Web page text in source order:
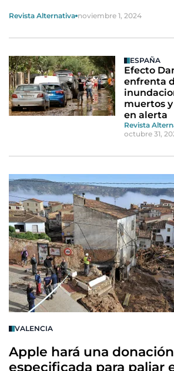
Revista Alternativa noviembre 1, 2024
ESPAÑA
Efecto
enfrenta
muertos
en alerta
Revista
octubre 31,
VALENCIA
Apple hará una
especificada para paliar